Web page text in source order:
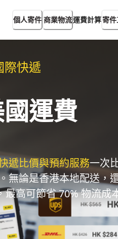
個人寄件 商業物流運費計算寄
際快遞
運費
遞比價與預約服務一次
無論是香港本地配送，
最高可節省 70% 物流成